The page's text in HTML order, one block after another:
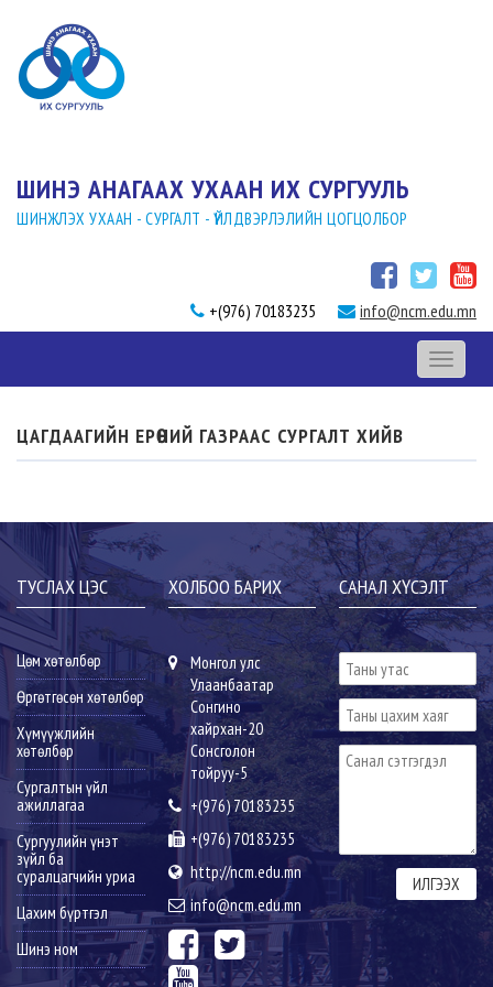
ШИНЭ АНАГААХ УХААН ИХ СУРГУУЛЬ
ШИНЖЛЭХ УХААН - СУРГАЛТ - ҮЙЛДВЭРЛЭЛИЙН ЦОГЦОЛБОР
+(976) 70183235 info@ncm.edu.mn
Toggle
ЦАГДААГИЙН ЕРӨНИЙ ГАЗРААС СУРГАЛТ ХИЙВ
ТУСЛАХ ЦЭС
Цөм хөтөлбөр
Өргөтгөсөн хөтөлбөр
Хүмүүжлийн
хөтөлбөр
Сургалтын үйл
ажиллагаа
Сургуулийн үнэт
зүйл ба
суралцагчийн уриа
Цахим бүртгэл
Шинэ ном
ХОЛБОО БАРИХ
Монгол улс
Улаанбаатар
Сонгино
хайрхан-20
Сонсголон
тойруу-5
+(976) 70183235
+(976) 70183235
http://ncm.edu.mn
info@ncm.edu.mn
САНАЛ ХҮСЭЛТ